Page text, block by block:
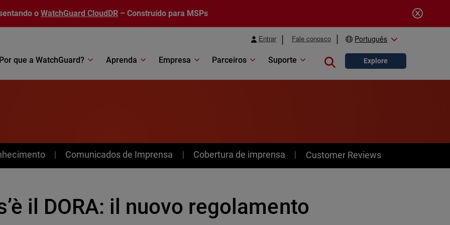
o WatchGuard CloudDR – Construído para MSPs
Entrar Fale conosco Português
Por que a WatchGuard? Aprenda Empresa Parceiros Suporte Close search
Explore
Comunicados de Imprensa Cobertura de imprensa Customer Reviews
il DORA: il nuovo regolamento